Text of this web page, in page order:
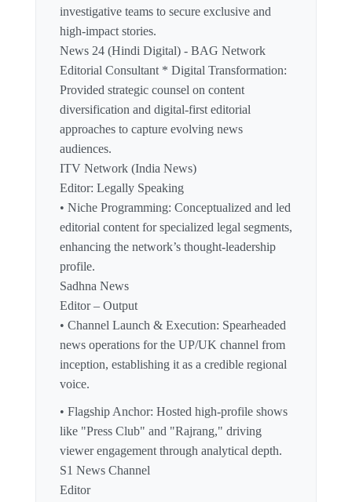
investigative teams to secure exclusive and
high-impact stories.
News 24 (Hindi Digital) - BAG Network
Editorial Consultant * Digital Transformation:
Provided strategic counsel on content
diversification and digital-first editorial
approaches to capture evolving news
audiences.
ITV Network (India News)
Editor: Legally Speaking
• Niche Programming: Conceptualized and led
editorial content for specialized legal segments,
enhancing the network’s thought-leadership
profile.
Sadhna News
Editor – Output
• Channel Launch & Execution: Spearheaded
news operations for the UP/UK channel from
inception, establishing it as a credible regional
voice.
• Flagship Anchor: Hosted high-profile shows
like "Press Club" and "Rajrang," driving
viewer engagement through analytical depth.
S1 News Channel
Editor